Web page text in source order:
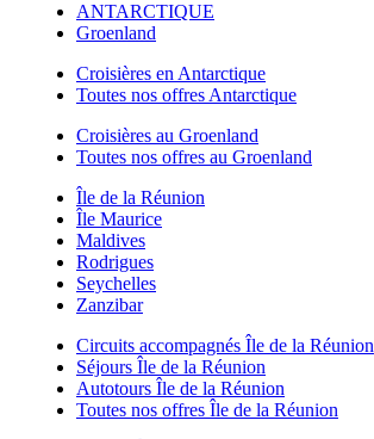
ANTARCTIQUE
Groenland
Croisières en Antarctique
Toutes nos offres Antarctique
Croisières au Groenland
Toutes nos offres au Groenland
Île de la Réunion
Île Maurice
Maldives
Rodrigues
Seychelles
Zanzibar
Circuits accompagnés Île de la Réunion
Séjours Île de la Réunion
Autotours Île de la Réunion
Toutes nos offres Île de la Réunion